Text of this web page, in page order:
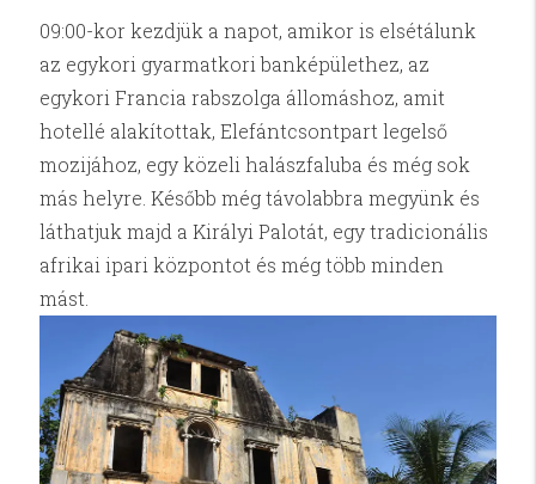
09:00-kor kezdjük a napot, amikor is elsétálunk
az egykori gyarmatkori banképülethez, az
egykori Francia rabszolga állomáshoz, amit
hotellé alakítottak, Elefántcsontpart legelső
mozijához, egy közeli halászfaluba és még sok
más helyre. Később még távolabbra megyünk és
láthatjuk majd a Királyi Palotát, egy tradicionális
afrikai ipari központot és még több minden
mást.